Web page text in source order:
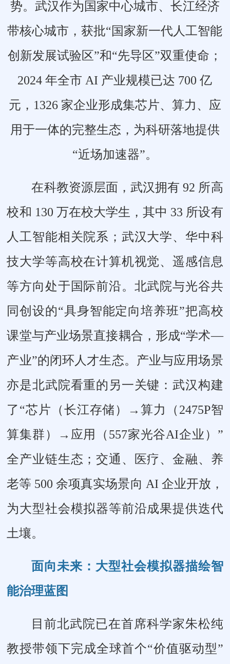
势。武汉作为国家中心城市、长江经济
带核心城市，获批“国家新一代人工智能
创新发展试验区”和“先导区”双重使命；
2024 年全市 AI 产业规模已达 700 亿
元，1326 家企业形成集芯片、算力、应
用于一体的完整生态，为科研落地提供
“近场加速器”。
在科教资源层面，武汉拥有 92 所高
校和 130 万在校大学生，其中 33 所设有
人工智能相关院系；武汉大学、华中科
技大学等高校在计算机视觉、遥感信息
等方向处于国际前沿。北武院与光谷共
同创设的“具身智能定向培养班”把高校
课堂与产业场景直接耦合，形成“学术—
产业”的闭环人才生态。产业与应用场景
亦是北武院看重的另一关键：武汉构建
了“芯片（长江存储）→算力（2475P智
算集群）→应用（557家光谷AI企业）”
全产业链生态；交通、医疗、金融、养
老等 500 余项真实场景向 AI 企业开放，
为大型社会模拟器等前沿成果提供迭代
土壤。
面向未来：大型社会模拟器描绘智
能治理蓝图
目前北武院已在首席科学家朱松纯
教授带领下完成全球首个“价值驱动型”